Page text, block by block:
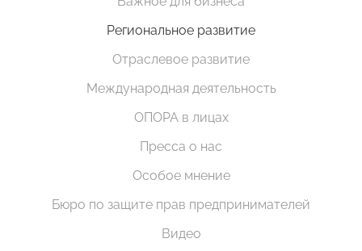
Региональное развитие
Отраслевое развитие
Международная деятельность
ОПОРА в лицах
Пресса о нас
Особое мнение
Бюро по защите прав предпринимателей
Видео